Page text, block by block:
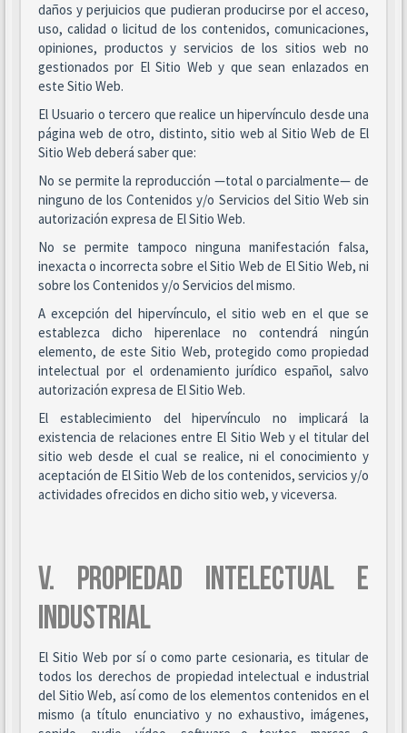
daños y perjuicios que pudieran producirse por el acceso,
uso, calidad o licitud de los contenidos, comunicaciones,
opiniones, productos y servicios de los sitios web no
gestionados por El Sitio Web y que sean enlazados en
este Sitio Web.
El Usuario o tercero que realice un hipervínculo desde una
página web de otro, distinto, sitio web al Sitio Web de El
Sitio Web deberá saber que:
No se permite la reproducción —total o parcialmente— de
ninguno de los Contenidos y/o Servicios del Sitio Web sin
autorización expresa de El Sitio Web.
No se permite tampoco ninguna manifestación falsa,
inexacta o incorrecta sobre el Sitio Web de El Sitio Web, ni
sobre los Contenidos y/o Servicios del mismo.
A excepción del hipervínculo, el sitio web en el que se
establezca dicho hiperenlace no contendrá ningún
elemento, de este Sitio Web, protegido como propiedad
intelectual por el ordenamiento jurídico español, salvo
autorización expresa de El Sitio Web.
El establecimiento del hipervínculo no implicará la
existencia de relaciones entre El Sitio Web y el titular del
sitio web desde el cual se realice, ni el conocimiento y
aceptación de El Sitio Web de los contenidos, servicios y/o
actividades ofrecidos en dicho sitio web, y viceversa.
V. PROPIEDAD INTELECTUAL E
INDUSTRIAL
El Sitio Web por sí o como parte cesionaria, es titular de
todos los derechos de propiedad intelectual e industrial
del Sitio Web, así como de los elementos contenidos en el
mismo (a título enunciativo y no exhaustivo, imágenes,